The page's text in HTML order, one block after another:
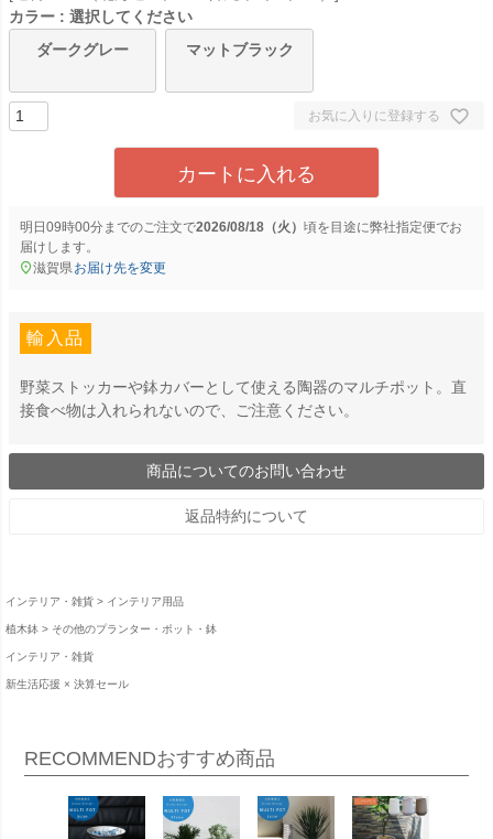
カラー
選択してください
ダークグレー
マットブラック
お気に入りに登録する
カートに入れる
明日 09時00分までのご注文で2026/08/18（火） に弊社指定便でお
届けします。
滋賀県お届け先を変更
輸入品
野菜ストッカーや鉢カバーとして使える陶器のマルチポット。直
接食べ物は入れられないので、ご注意ください。
商品についてのお問い合わせ
返品特約について
インテリア・雑貨 インテリア用品
植木鉢 その他のプランター・ポット・鉢
インテリア・雑貨
新生活応援 × 決算セール
RECOMMENDおすすめ商品